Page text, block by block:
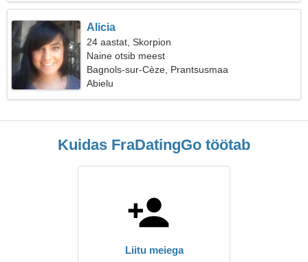
Alicia
24 aastat, Skorpion
Naine otsib meest
Bagnols-sur-Cèze, Prantsusmaa
Abielu
Kuidas FraDatingGo töötab
Liitu meiega